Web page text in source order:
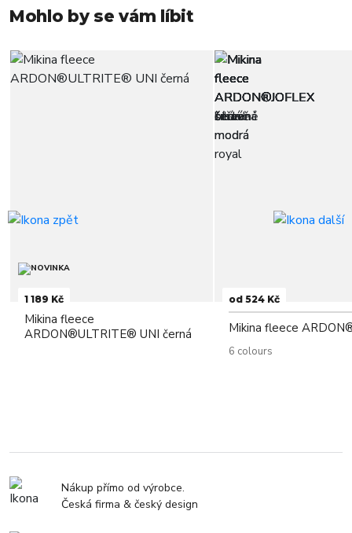
Mohlo by se vám líbit
1 189 Kč
Mikina fleece
ARDON®ULTRITE® UNI černá
od 524 Kč
Mikina fleece
6 colours
Nákup přímo od výrobce.
Česká firma & český design